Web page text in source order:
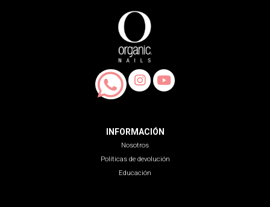
INFORMACIÓN
Nosotros
Políticas de devolución
Educación